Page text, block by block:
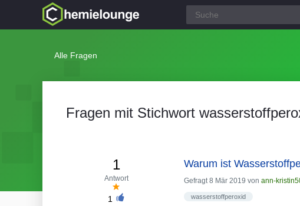
Alle Fragen
Fragen mit Stichwort
1
Antwort
1
Warum ist
Gefragt 8 Mär 2019 von ann-
wasserstoffperoxid